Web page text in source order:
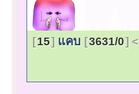
15 แคบ 3631/0